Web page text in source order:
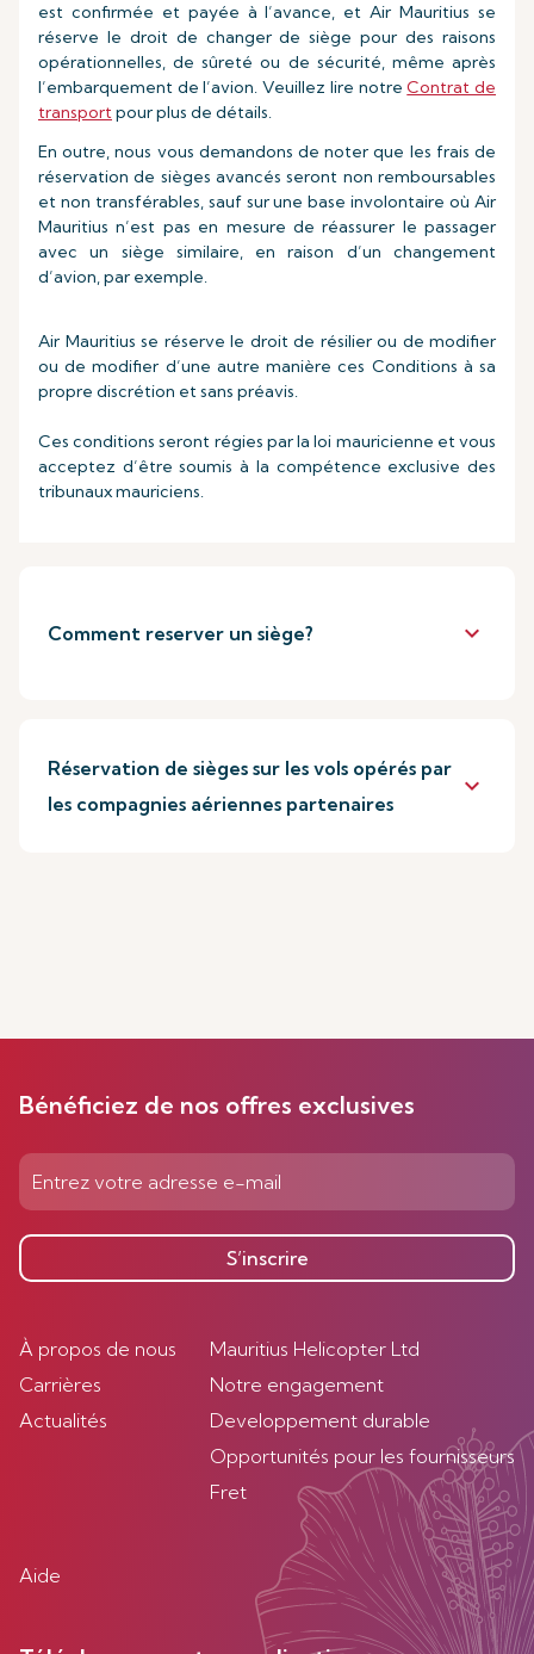
est confirmée et payée à l’avance, et Air Mauritius se
réserve le droit de changer de siège pour des raisons
opérationnelles, de sûreté ou de sécurité, même après
l’embarquement de l’avion. Veuillez lire notreContrat de
transportpour plus de détails.
En outre, nous vous demandons de noter que les frais de
réservation de sièges avancés seront non remboursables
et non transférables, sauf sur une base involontaire où Air
Mauritius n’est pas en mesure de réassurer le passager
avec un siège similaire, en raison d’un changement
d’avion, par exemple.
Air Mauritius se réserve le droit de résilier ou de modifier
ou de modifier d’une autre manière ces Conditions à sa
propre discrétion et sans préavis.
Ces conditions seront régies par la loi mauricienne et vous
acceptez d’être soumis à la compétence exclusive des
tribunaux mauriciens.
Comment reserver un siège? keyboard_arrow_down
Réservation de sièges sur les vols opérés par
les compagnies aériennes partenaires
keyboard_arrow_down
Bénéficiez de nos offres exclusives
S’inscrire
À propos de nous
Carrières
Actualités
Mauritius Helicopter Ltd
Notre engagement
Developpement durable
Opportunités pour les fournisseurs
Fret
Aide